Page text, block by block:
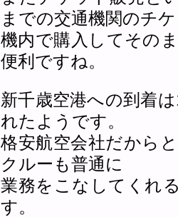
までの交通機関のチ
機内で購入してその
便利ですね。
新千歳空港への到着
れたようです。
格安航空会社だから
クルーも普通に
業務をこなしてくれ
す。